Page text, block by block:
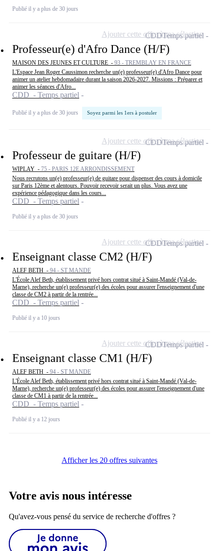
Publié il y a plus de 30 jours
Professeur(e) d'Afro Dance (H/F)
MAISON DES JEUNES ET CULTURE - 93 - TREMBLAY EN FRANCE
L'Espace Jean Roger Caussimon recherche un(e) professeur(e) d'Afro Dance pour
animer un atelier hebdomadaire durant la saison 2026-2027. Missions : Préparer et
animer les séances d'Afro...
CDD - Temps partiel
Publié il y a plus de 30 jours Soyez parmi les 1ers à postuler
CDDTemps partiel
Ajouter cette offre à ma sélection
Professeur de guitare (H/F)
WIPLAY - 75 - PARIS 12E ARRONDISSEMENT
Nous recrutons un(e) professeur(e) de guitare pour dispenser des cours à domicile
sur Paris 12ème et alentours. Pouvoir recevoir serait un plus. Vous avez une
expérience pédagogique dans les cours...
CDD - Temps partiel
Publié il y a plus de 30 jours
CDDTemps partiel
Ajouter cette offre à ma sélection
Enseignant classe CM2 (H/F)
ALEF BETH - 94 - ST MANDE
L'École Alef Beth, établissement privé hors contrat situé à Saint-Mandé (Val-de-
Marne), recherche un(e) professeur(e) des écoles pour assurer l'enseignement d'une
classe de CM2 à partir de la rentrée...
CDD - Temps partiel
Publié il y a 10 jours
CDDTemps partiel
Ajouter cette offre à ma sélection
Enseignant classe CM1 (H/F)
ALEF BETH - 94 - ST MANDE
L'École Alef Beth, établissement privé hors contrat situé à Saint-Mandé (Val-de-
Marne), recherche un(e) professeur(e) des écoles pour assurer l'enseignement d'une
classe de CM1 à partir de la rentrée...
CDD - Temps partiel
Publié il y a 12 jours
CDDTemps partiel
Ajouter cette offre à ma sélection
Afficher les 20 offres suivantes
Votre avis nous intéresse
Qu'avez-vous pensé du service de recherche d'offres ?